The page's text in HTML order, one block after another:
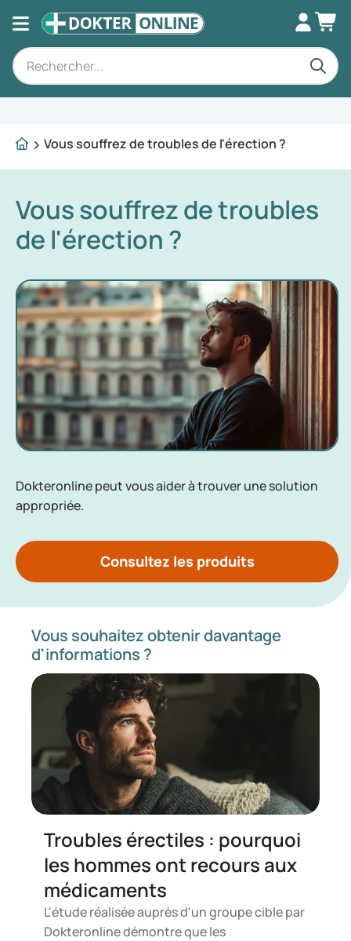
Vous souffrez de troubles de l'érection ?
Vous souffrez de troubles
de l'érection ?
Dokteronline peut vous aider à trouver une solution
appropriée.
Consultez les produits
Vous souhaitez obtenir davantage
d'informations ?
Troubles érectiles : pourquoi
les hommes ont recours aux
médicaments
L'étude réalisée auprès d'un groupe cible par
Dokteronline démontre que les